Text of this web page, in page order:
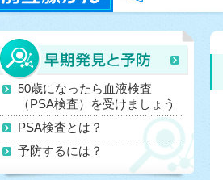
50歳になったら血液検査
（PSA検査）を受けましょう
PSA検査とは？
予防するには？